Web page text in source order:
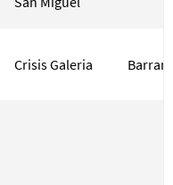
Crisis Galeria